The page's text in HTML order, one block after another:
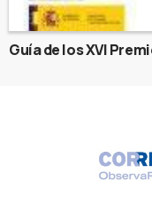
Guía de los XVI